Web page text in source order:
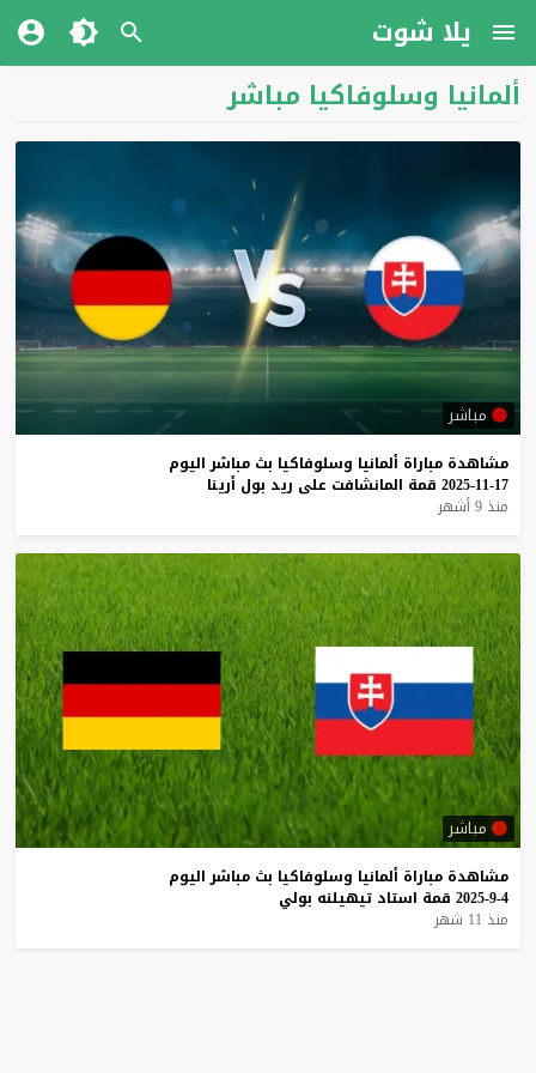
يلا شوت
ألمانيا وسلوفاكيا مباشر
مباشر
مشاهدة مباراة ألمانيا وسلوفاكيا بث مباشر اليوم
17-11-2025
قمة المانشافت على ريد بول أرينا
منذ 9 أشهر
مباشر
مشاهدة مباراة ألمانيا وسلوفاكيا بث مباشر اليوم
4-9-2025
قمة استاد تيهيلنه بولي
منذ 11 شهر